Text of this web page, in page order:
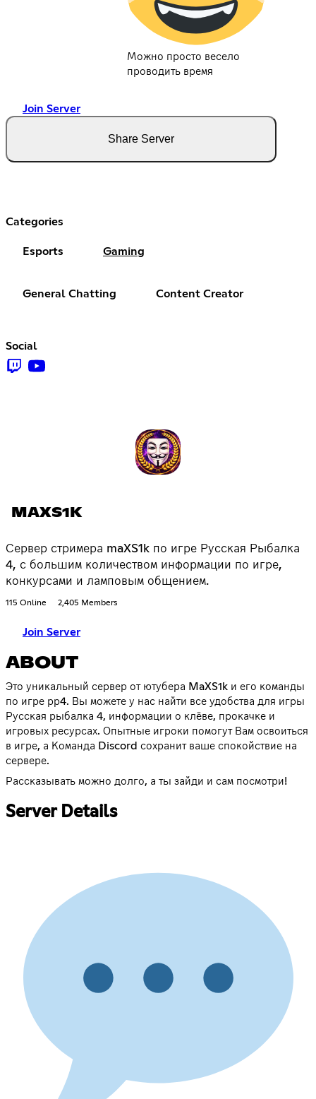
Можно просто весело
проводить время
Join Server
Share Server
Categories
Esports Gaming
General Chatting Content Creator
Social
MAXS1K
Сервер стримера maXS1k по игре Русская Рыбалка
4, с большим количеством информации по игре,
конкурсами и ламповым общением.
115 Online 2,405 Members
Join Server
ABOUT
Это уникальный сервер от ютубера MaXS1k и его команды
по игре рр4. Вы можете у нас найти все удобства для игры
Русская рыбалка 4, информации о клёве, прокачке и
игровых ресурсах. Опытные игроки помогут Вам освоиться
в игре, а Команда Discord сохранит ваше спокойствие на
сервере.
Рассказывать можно долго, а ты зайди и сам посмотри!
Server Details